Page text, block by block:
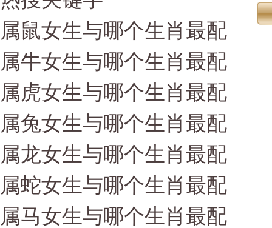
属鼠女生与哪个生肖最配
属牛女生与哪个生肖最配
属虎女生与哪个生肖最配
属兔女生与哪个生肖最配
属龙女生与哪个生肖最配
属蛇女生与哪个生肖最配
属马女生与哪个生肖最配